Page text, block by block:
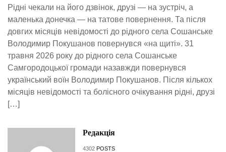
Рідні чекали на його дзвінок, друзі — на зустріч, а
маленька донечка — на татове повернення. Та після
довгих місяців невідомості до рідного села Сошанське
Володимир Покушанов повернувся «на щиті». 31
травня 2026 року до рідного села Сошанське
Самгородоцької громади назавжди повернувся
український воїн Володимир Покушанов. Після кількох
місяців невідомості та болісного очікування рідні, друзі
[…]
Редакція
4302 POSTS